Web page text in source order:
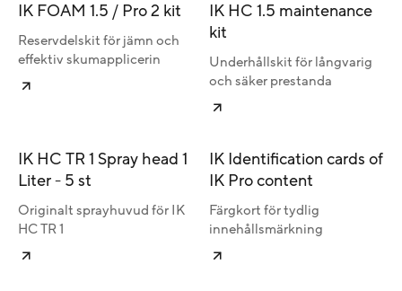
IK FOAM 1.5 / Pro 2 kit
Reservdelskit för jämn och
effektiv skumapplicerin
IK HC 1.5 maintenance
kit
Underhållskit för långvarig
och säker prestanda
IK HC TR 1 Spray head 1
Liter - 5 st
Originalt sprayhuvud för IK
HC TR 1
IK Identification cards of
IK Pro content
Färgkort för tydlig
innehållsmärkning